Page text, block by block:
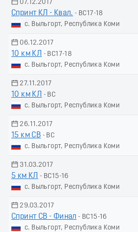
07.12.2017
Спринт КЛ - Квал. - ВС17-18
с. Выльгорт, Республика Коми
06.12.2017
10 км КЛ
- ВС17-18
с. Выльгорт, Республика Коми
27.11.2017
10 км КЛ
- ВС
с. Выльгорт, Республика Коми
26.11.2017
15 км СВ - ВС
с. Выльгорт, Республика Коми
31.03.2017
5 км КЛ
- ВС15-16
с. Выльгорт, Республика Коми
29.03.2017
Спринт СВ - Финал - ВС15-16
с. Выльгорт, Республика Коми